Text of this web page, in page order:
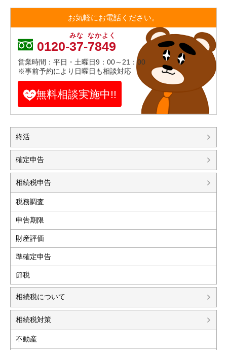
お気軽にお電話ください。
0120-37
みな
-7849
なかよく
営業時間：平日・土曜日9：00～21：00
※事前予約により日曜日も相談対応
無料相談実施中!!
終活
確定申告
相続税申告
税務調査
申告期限
財産評価
準確定申告
節税
相続税について
相続税対策
不動産